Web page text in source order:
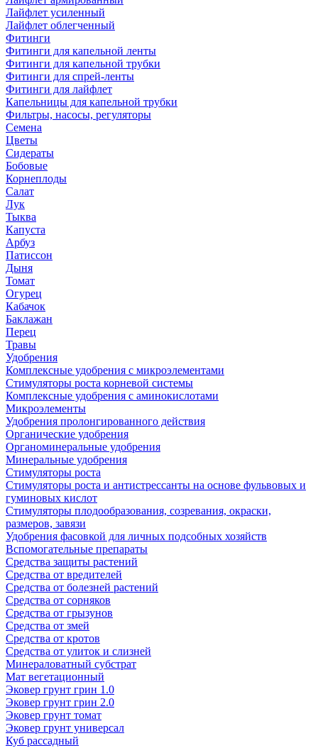
Лайфлет усиленный
Лайфлет облегченный
Фитинги
Фитинги для капельной ленты
Фитинги для капельной трубки
Фитинги для спрей-ленты
Фитинги для лайфлет
Капельницы для капельной трубки
Фильтры, насосы, регуляторы
Семена
Цветы
Сидераты
Бобовые
Корнеплоды
Салат
Лук
Тыква
Капуста
Арбуз
Патиссон
Дыня
Томат
Огурец
Кабачок
Баклажан
Перец
Травы
Удобрения
Комплексные удобрения с микроэлементами
Стимуляторы роста корневой системы
Комплексные удобрения с аминокислотами
Микроэлементы
Удобрения пролонгированного действия
Органические удобрения
Органоминеральные удобрения
Минеральные удобрения
Стимуляторы роста
Стимуляторы роста и антистрессанты на основе фульвовых и
гуминовых кислот
Стимуляторы плодообразования, созревания, окраски,
размеров, завязи
Удобрения фасовкой для личных подсобных хозяйств
Вспомогательные препараты
Средства защиты растений
Средства от вредителей
Средства от болезней растений
Средства от сорняков
Средства от грызунов
Средства от змей
Средства от кротов
Средства от улиток и слизней
Минераловатный субстрат
Мат вегетационный
Эковер грунт грин 1.0
Эковер грунт грин 2.0
Эковер грунт томат
Эковер грунт универсал
Куб рассадный